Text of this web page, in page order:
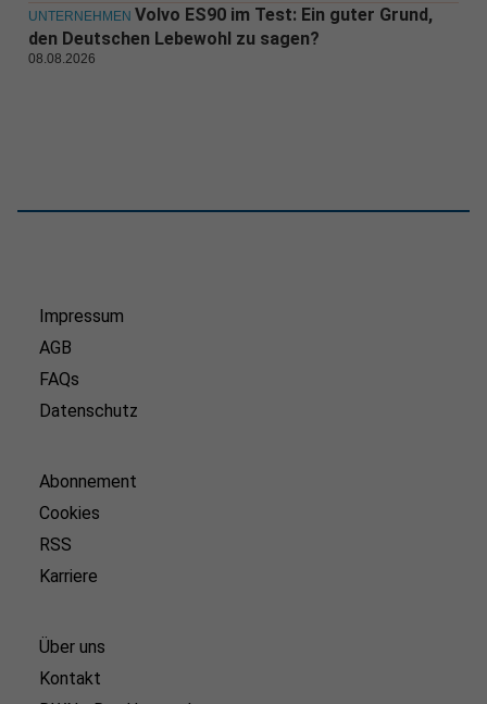
UNTERNEHMEN Volvo ES90 im Test: Ein guter Grund,
den Deutschen Lebewohl zu sagen?
08.08.2026
Impressum
AGB
FAQs
Datenschutz
Abonnement
Cookies
RSS
Karriere
Über uns
Kontakt